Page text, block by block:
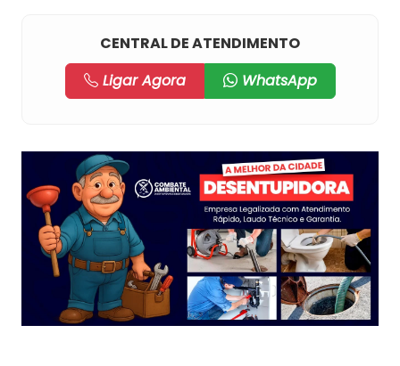
CENTRAL DE ATENDIMENTO
Ligar Agora
WhatsApp